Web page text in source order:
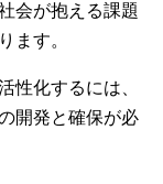
会が抱える課題
ます。
性化するには、
開発と確保が必